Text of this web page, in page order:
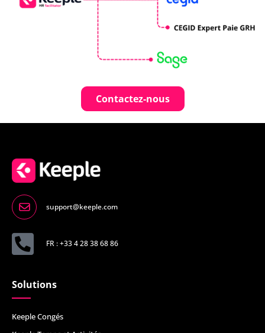
Contactez-nous
support@keeple.com
FR : +33 4 28 38 68 86
Solutions
Keeple Congés